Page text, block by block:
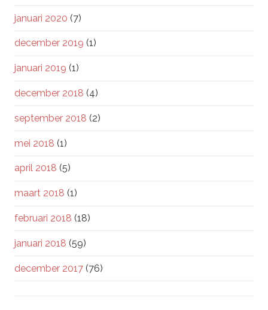
januari 2020 (7)
december 2019 (1)
januari 2019 (1)
december 2018 (4)
september 2018 (2)
mei 2018 (1)
april 2018 (5)
maart 2018 (1)
februari 2018 (18)
januari 2018 (59)
december 2017 (76)